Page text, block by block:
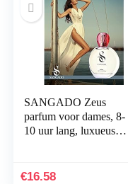
SANGADO Zeus
parfum voor dames, 8-
10 uur lang, luxueus
delicate Franse
€16.58